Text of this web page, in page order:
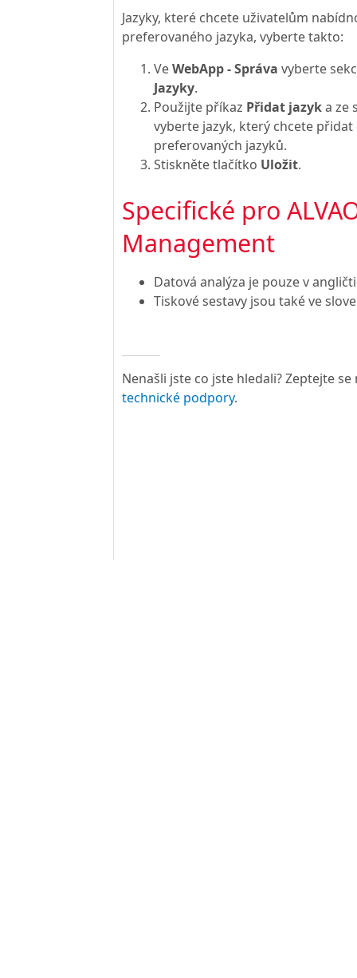
Jazyky, které chcete uživatelům
preferovaného jazyka, vyberte takto:
VeWebApp - Správa vyberte
Jazyky.
Použijte příkaz Přidat jazyka ze
vyberte jazyk, který chcete
preferovaných jazyků.
Stiskněte tlačítko Uložit.
Specifické pro
Management
Datová analýza je pouze v
Tiskové sestavy jsou také ve
Nenašli jste co jste hledali? Zeptejte
technické podpory.